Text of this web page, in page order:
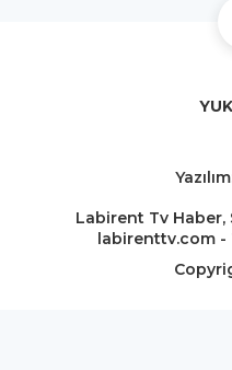
Labirent Tv Haber,
labirenttv.com -